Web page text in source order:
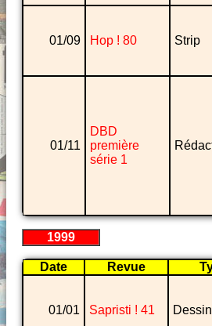
01/09 Hop ! 80 Strip
01/11
DBD
première
série 1
1999
Date Revue
01/01 Sapristi ! 41 Dessin